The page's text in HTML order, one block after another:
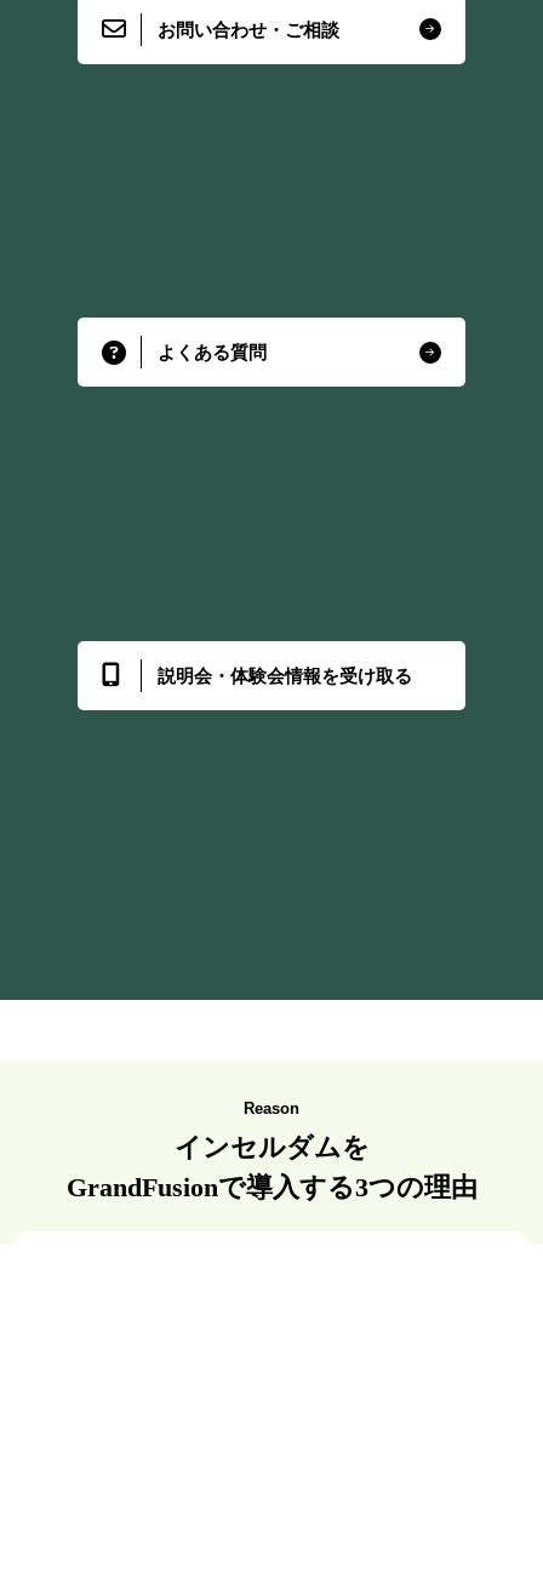
お問い合わせ・ご相談
よくある質問
説明会・体験会情報を受け取る
Reason
インセルダムを
GrandFusionで導入する3つの理由